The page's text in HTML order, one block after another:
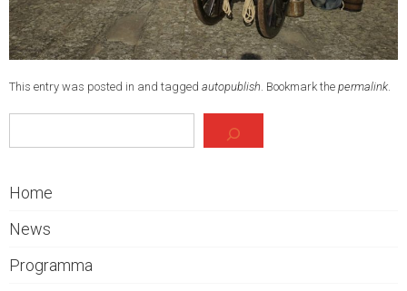
This entry was posted in and tagged autopublish. Bookmark the permalink.
Home
News
Programma